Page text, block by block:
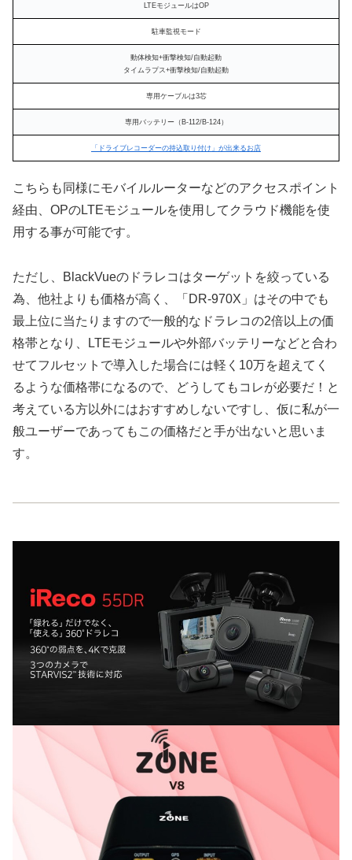
LTEモジュールはOP
駐車監視モード
動体検知+衝撃検知/自動起動
タイムラプス+衝撃検知/自動起動
専用ケーブルは3芯
専用バッテリー（B-112/B-124）
「ドライブレコーダーの持込取り付け」が出来るお店
こちらも同様にモバイルルーターなどのアクセスポイント
経由、OPのLTEモジュールを使用してクラウド機能を使
用する事が可能です。
ただし、BlackVueのドラレコはターゲットを絞っている
為、他社よりも価格が高く、「DR-970X」はその中でも
最上位に当たりますので一般的なドラレコの2倍以上の価
格帯となり、LTEモジュールや外部バッテリーなどと合わ
せてフルセットで導入した場合には軽く10万を超えてく
るような価格帯になるので、どうしてもコレが必要だ！と
考えている方以外にはおすすめしないですし、仮に私が一
般ユーザーであってもこの価格だと手が出ないと思いま
す。